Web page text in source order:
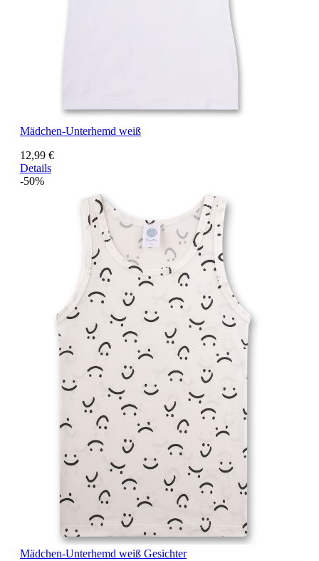
Mädchen-Unterhemd weiß
12,99 €
Details
-50%
Mädchen-Unterhemd weiß Gesichter